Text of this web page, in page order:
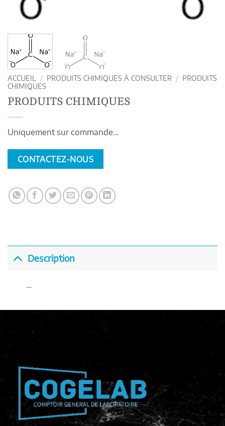
ACCUEIL / PRODUITS CHIMIQUES À CONSULTER / PRODUITS
CHIMIQUES
PRODUITS CHIMIQUES
Uniquement sur commande…
CONTACTEZ-NOUS
Description
…